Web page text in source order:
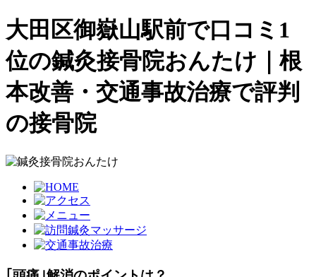
大田区御嶽山駅前で口コミ1
位の鍼灸接骨院おんたけ｜根
本改善・交通事故治療で評判
の接骨院